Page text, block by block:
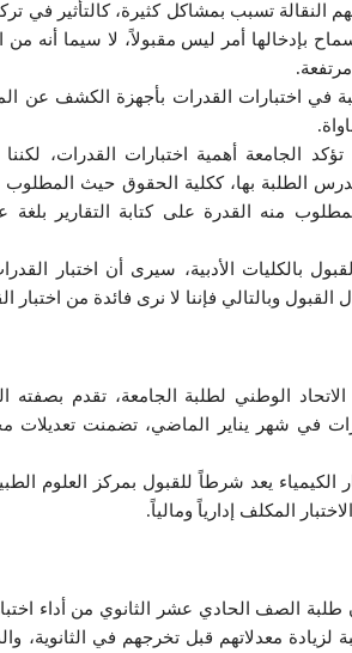
النقالة تسبب بمشاكل كثيرة، كالتأثير في
بإدخالها أمر ليس مقبولاً، لا سيما أنه
في اختبارات القدرات بأجهزة الكشف عن
الجامعة أهمية اختبارات القدرات،
الطلبة بها، ككلية الحقوق حيث
منه القدرة على كتابة التقارير بلغة
بالكليات الأدبية، سيرى أن اختبار
وبالتالي فإننا لا نرى فائدة من اختبار
الوطني لطلبة الجامعة، تقدم
في شهر يناير الماضي، تضمنت تعديلات
المكلف إدارياً ومالياً.
الصف الحادي عشر الثانوي من أداء
معدلاتهم قبل تخرجهم في الثانوية،